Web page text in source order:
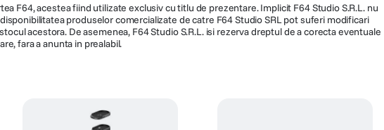
F64, acestea fiind utilizate exclusiv cu titlu de prezentare. Implicit F64 Studio S.R.L. nu
produselor comercializate de catre F64 Studio SRL pot suferi modificari
acestora. De asemenea, F64 Studio S.R.L. isi rezerva dreptul de a corecta eventuale
fara a anunta in prealabil.